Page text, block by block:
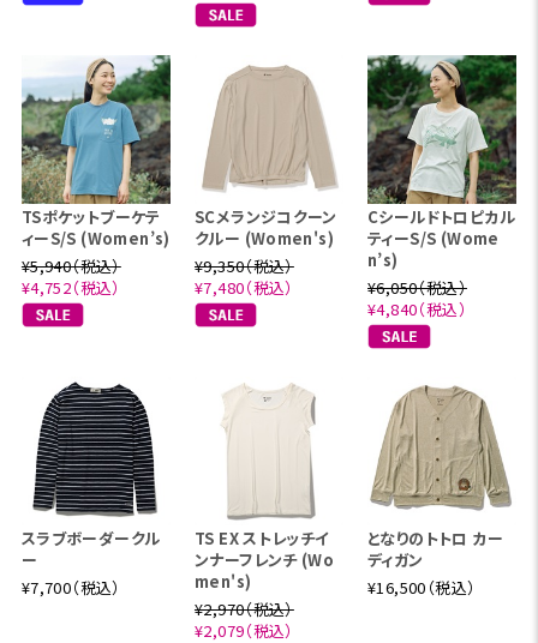
TSポケットブーケテ
ィーS/S (Women’s)
¥5,940（税込）
¥4,752（税込）
SCメランジコクーン
クルー (Women's)
¥9,350（税込）
¥7,480（税込）
Cシールドトロピカル
ティーS/S (Wome
n’s)
¥6,050（税込）
¥4,840（税込）
スラブボーダークル
ー
¥7,700（税込）
TS EX ストレッチイ
ンナーフレンチ (Wo
men's)
¥2,970（税込）
¥2,079（税込）
となりのトトロ カー
ディガン
¥16,500（税込）